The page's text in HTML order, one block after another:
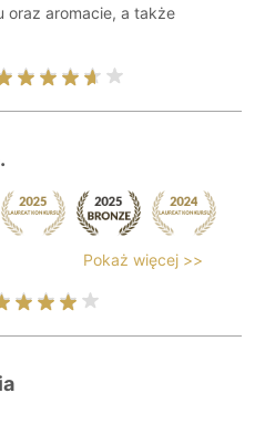
oraz aromacie, a także
Pokaż więcej >>